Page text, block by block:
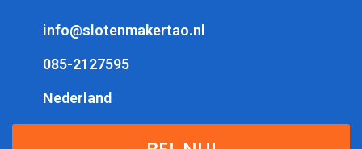
info@slotenmakertao.nl
085-2127595
Nederland